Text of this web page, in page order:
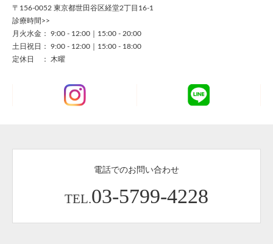
〒156-0052 東京都世田谷区経堂2丁目16-1
診療時間>>
月火水金： 9:00 - 12:00｜15:00 - 20:00
土日祝日： 9:00 - 12:00｜15:00 - 18:00
定休日 ： 木曜
電話でのお問い合わせ
TEL.03-5799-4228